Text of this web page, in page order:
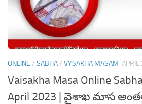
ONLINE / SABHA/ VYSAKHA MASAM
Vaisakha Masa Online
April 2023 | వైశాఖ మాస